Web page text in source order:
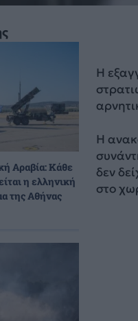
Αραβία: Κάθε
η ελληνική
της Αθήνας
Η
Η
δεν
στο